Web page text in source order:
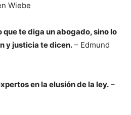
Wiebe
que te diga un abogado, sino lo
y justicia te dicen. – Edmund
en la elusión de la ley. –